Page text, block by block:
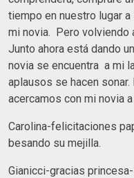
tiempo en nuestro lugar
mi novia. Pero volviendo
Junto ahora está dando
novia se encuentra a mi
aplausos se hacen
acercamos con mi novia
Carolina-felicitaciones
besando su mejilla.
Gianicci-gracias